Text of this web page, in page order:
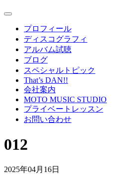
プロフィール
ディスコグラフィ
アルバム試聴
ブログ
スペシャルトピック
That’s DAN!!
会社案内
MOTO MUSIC STUDIO
プライベートレッスン
お問い合わせ
012
2025年04月16日